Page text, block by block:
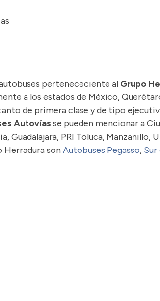
pertenececiente al Grupo
a los estados de México,
de primera clase y de tipo
Autovías se pueden mencionar a
Guadalajara, PRI Toluca, Manzanillo,
Herradura sonAutobuses Pegasso, Sur